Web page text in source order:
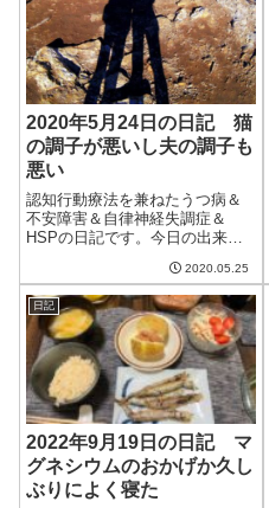
2020年5月24日の日記 猫
の調子が悪いし夫の調子も
悪い
認知行動療法を兼ねたうつ病＆
不安障害＆自律神経失調症＆
HSPの日記です。今日の出来事
気。やはり青空が見えると気持
ちがいい。前日はベルソムラを
飲まずに寝ていまいち寝れなか
ったので飲んで寝たところ、そ
こそこ寝れた気が...
2020.05.25
日記
2022年9月19日の日記 マ
グネシウムのおかげか久し
ぶりによく寝た